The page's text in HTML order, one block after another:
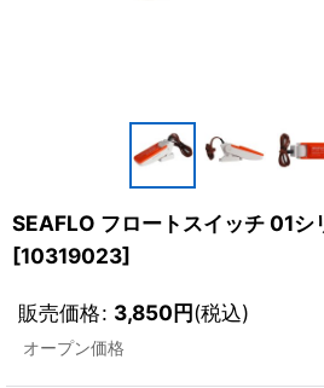
SEAFLO フロートスイッチ 01
[10319023]
販売価格: 3,850円(税込)
オープン価格